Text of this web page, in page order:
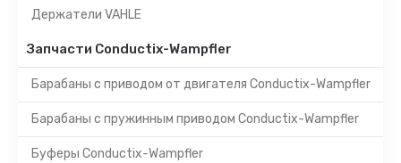
Держатели VAHLE
Запчасти Conductix-Wampfler
Барабаны с приводом от двигателя Conductix-Wampfler
Барабаны с пружинным приводом Conductix-Wampfler
Буферы Conductix-Wampfler